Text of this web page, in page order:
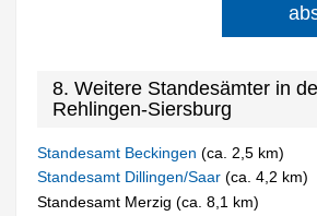
8. Weitere Standesämter in
Rehlingen-Siersburg
Standesamt Beckingen(ca. 2,5 km)
Standesamt Dillingen/Saar(ca. 4,2 km)
Standesamt Merzig (ca. 8,1 km)